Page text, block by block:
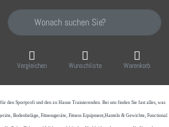
Geben Sie einen Suchbegriff ein. Während
Vergleichen Wunschliste Warenkorb
den Sportprofi und den zu Hause Trainierenden. Bei uns finden Sie fast alles, was
Bodenbeläge, Fitnessgeräte, Fitness Equipment,Hanteln & Gewichte, Functional